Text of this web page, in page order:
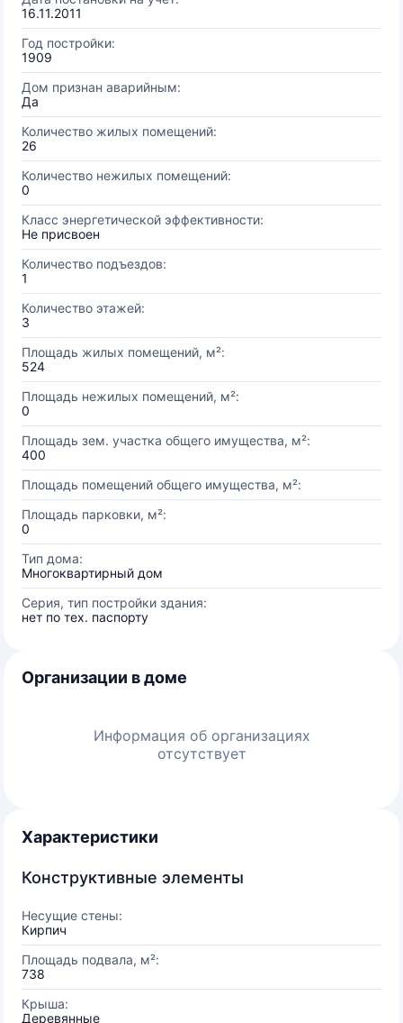
16.11.2011
Год постройки:
1909
Дом признан аварийным:
Да
Количество жилых помещений:
26
Количество нежилых помещений:
0
Класс энергетической эффективности:
Не присвоен
Количество подъездов:
1
Количество этажей:
3
Площадь жилых помещений, м²:
524
Площадь нежилых помещений, м²:
0
Площадь зем. участка общего имущества, м²:
400
Площадь помещений общего имущества, м²:
Площадь парковки, м²:
0
Тип дома:
Многоквартирный дом
Серия, тип постройки здания:
нет по тех. паспорту
Организации в доме
Информация об организациях
отсутствует
Характеристики
Конструктивные элементы
Несущие стены:
Кирпич
Площадь подвала, м²:
738
Крыша:
Деревянные